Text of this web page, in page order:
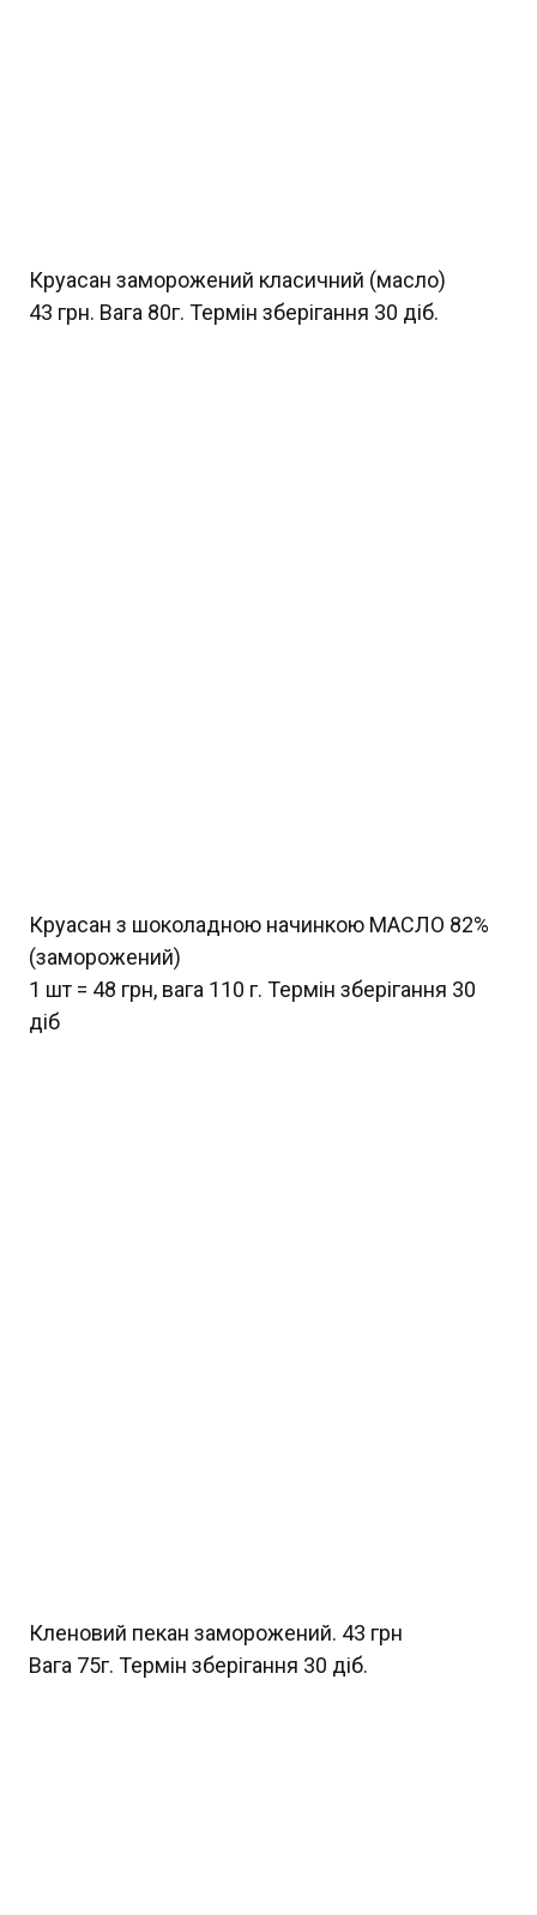
Круасан заморожений класичний (масло)
43 грн. Вага 80г. Термін зберігання 30 діб.
Круасан з шоколадною начинкою МАСЛО 82%
(заморожений)
1 шт = 48 грн, вага 110 г. Термін зберігання 30
діб
Кленовий пекан заморожений. 43 грн
Вага 75г. Термін зберігання 30 діб.